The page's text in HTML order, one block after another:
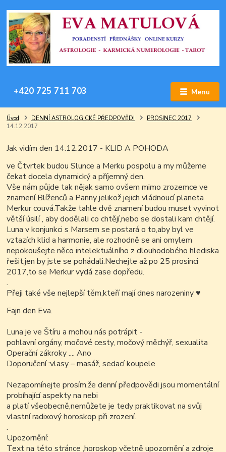
Menu
+420 725 711 703
Úvod DENNÍ ASTROLOGICKÉ PŘEDPOVĚDI
PROSINEC 2017
14.12.2017
Jak vidím den 14.12.2017 - KLID A POHODA
ve Čtvrtek budou Slunce a Merku pospolu a my můžeme
čekat docela dynamický a příjemný den.
Vše nám půjde tak nějak samo ovšem mimo zrozemce ve
znamení Blíženců a Panny jelikož jejich vládnoucí planeta
Merkur couvá.Takže tahle dvě znamení budou muset vyvinot
větší úsilí , aby dodělali co chtějí,nebo se dostali kam chtějí.
Luna v konjunkci s Marsem se postará o to,aby byl ve
vztazích klid a harmonie, ale rozhodně se ani omylem
nepokoušejte něco intelektuálního z dlouhodobého hlediska
řešit,jen by jste se pohádali.Nechejte až po 25 prosinci
2017,to se Merkur vydá zase dopředu.
.
Přeji také vše nejlepší těm,kteří mají dnes narozeniny♥
Fajn den Eva.
Luna je ve Štíru a mohou nás potrápit -
pohlavní orgány, močové cesty, močový měchýř, sexualita
Operační zákroky .... Ano
Doporučení :vlasy – masáž, sedací koupele
Nezapomínejte prosím,že denní předpovědi jsou momentální
probíhající aspekty na nebi
a platí všeobecně,nemůžete je tedy praktikovat na svůj
vlastní radixový horoskop při zrození.
.
Upozornění:
Text na této stránce ,horoskop včetně upozornění a zdroje